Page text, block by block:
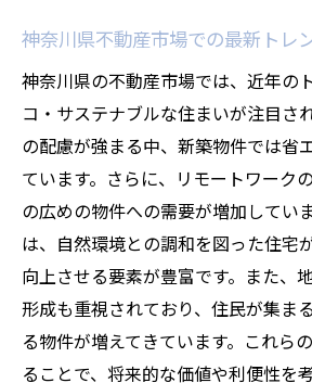
神奈川県不動産市場での最新トレ
神奈川県の不動産市場では、近年の
コ・サステナブルな住まいが注目さ
の配慮が強まる中、新築物件では省
ています。さらに、リモートワーク
の広めの物件への需要が増加してい
は、自然環境との調和を図った住宅
向上させる要素が豊富です。また、
形成も重視されており、住民が集ま
る物件が増えてきています。これら
ることで、将来的な価値や利便性を